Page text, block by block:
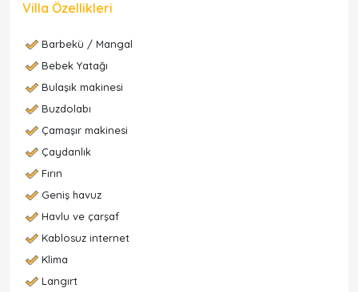
Villa Özellikleri
Barbekü / Mangal
Bebek Yatağı
Bulaşık makinesi
Buzdolabı
Çamaşır makinesi
Çaydanlık
Fırın
Geniş havuz
Havlu ve çarşaf
Kablosuz internet
Klima
Langırt